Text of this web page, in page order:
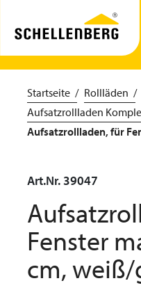
Startseite Rollläden
Aufsatzrollladen
Aufsatzrollladen, für
Art.Nr. 39047
Fenster
cm, weiß/